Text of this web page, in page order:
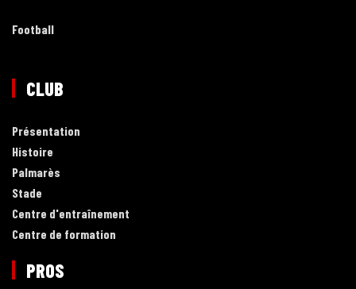
Football
CLUB
Présentation
Histoire
Palmarès
Stade
Centre d'entraînement
Centre de formation
PROS